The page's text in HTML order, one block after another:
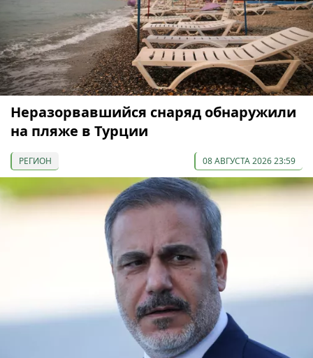
Неразорвавшийся снаряд обнаружили
на пляже в Турции
РЕГИОН 08 АВГУСТА 2026 23:59